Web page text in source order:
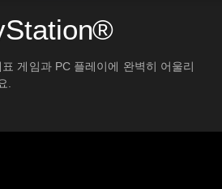
게임과 PC 플레이에 완벽히 어울리
.